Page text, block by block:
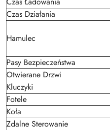
Czas Działania
Hamulec
Pasy Bezpieczeństwa
Otwierane Drzwi
Kluczyki
Fotele
Koła
Zdalne Sterowanie